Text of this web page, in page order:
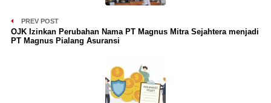
PREV POST
OJK Izinkan Perubahan Nama PT Magnus Mitra Sejahtera menjadi
PT Magnus Pialang Asuransi